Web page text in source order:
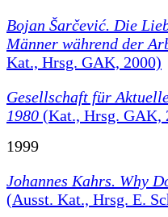
Bojan Šarčević. Die
Männer während der
Kat., Hrsg. GAK, 2000)
Gesellschaft für
1980 (Kat., Hrsg. GAK,
1999
Johannes Kahrs. Why
(Ausst. Kat., Hrsg. E.